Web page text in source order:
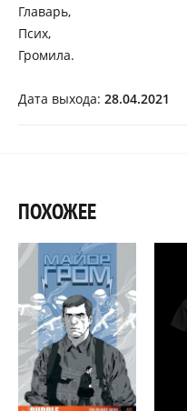
Главарь,
Псих,
Громила.
Дата выхода: 28.04.2021
ПОХОЖЕЕ